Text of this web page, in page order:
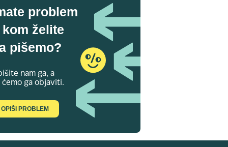
problem
kom želite
pišemo?
nam ga, a
ćemo ga objaviti.
OPIŠI PROBLEM